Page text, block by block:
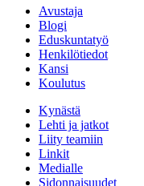
Avustaja
Blogi
Eduskuntatyö
Henkilötiedot
Kansi
Koulutus
Kynästä
Lehti ja jatkot
Liity teamiin
Linkit
Medialle
Sidonnaisuudet